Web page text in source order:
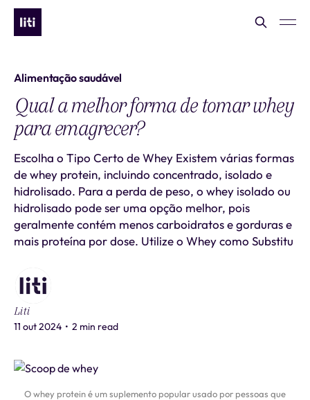
Alimentação saudável
Qual a melhor forma de tomar whey
para emagrecer?
Escolha o Tipo Certo de Whey Existem várias formas
de whey protein, incluindo concentrado, isolado e
hidrolisado. Para a perda de peso, o whey isolado ou
hidrolisado pode ser uma opção melhor, pois
geralmente contém menos carboidratos e gorduras e
mais proteína por dose. Utilize o Whey como Substitu
Liti
11 out 2024 • 2 min read
O whey protein é um suplemento popular usado por pessoas que